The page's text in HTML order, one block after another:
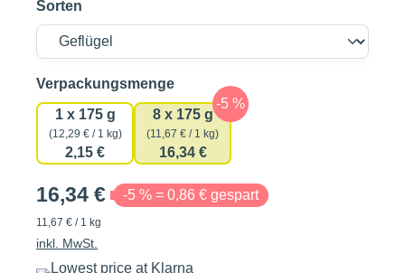
Sorten
Verpackungsmengeauswählen
1 x 175 g
(12,29 € / 1 kg)
2,15 €
8 x 175 g
(11,67 € / 1 kg)
16,34 €
16,34 € -5 % = 0,86 € gespart
11,67 € / 1 kg
inkl. MwSt.